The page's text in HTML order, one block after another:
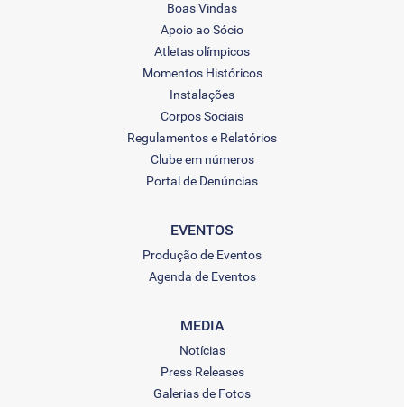
Boas Vindas
Apoio ao Sócio
Atletas olímpicos
Momentos Históricos
Instalações
Corpos Sociais
Regulamentos e Relatórios
Clube em números
Portal de Denúncias
EVENTOS
Produção de Eventos
Agenda de Eventos
MEDIA
Notícias
Press Releases
Galerias de Fotos